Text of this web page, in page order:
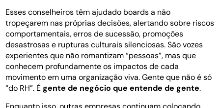
Esses conselheiros têm ajudado boards a não
tropeçarem nas próprias decisões, alertando sobre riscos
comportamentais, erros de sucessão, promoções
desastrosas e rupturas culturais silenciosas. São vozes
experientes que não romantizam “pessoas”, mas que
conhecem profundamente os impactos de cada
movimento em uma organização viva. Gente que não é só
“do RH”. Égente de negócio que entende de gente.